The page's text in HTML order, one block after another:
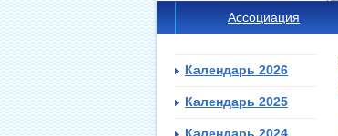
Ассоциация
Календарь 2026
Календарь 2025